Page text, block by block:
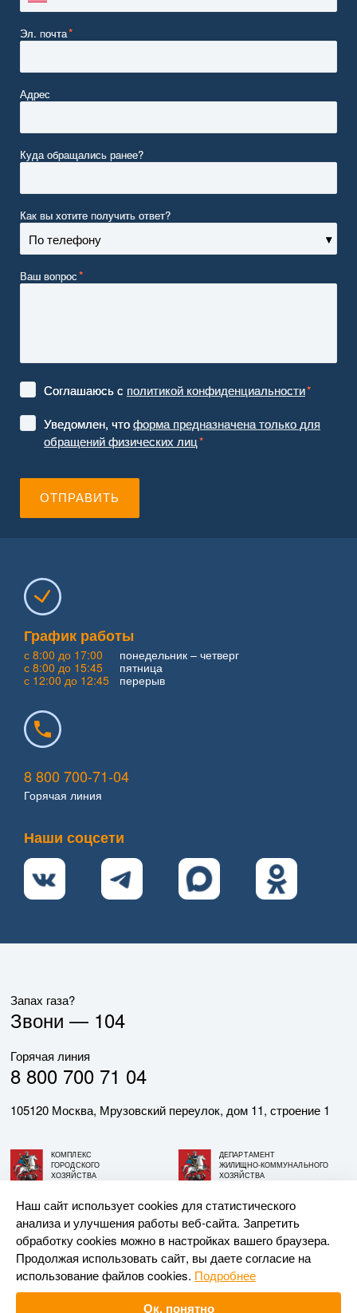
График работы
с 8:00 до 17:00
понедельник – четверг
с 8:00 до 15:45
пятница
с 12:00 до 12:45
перерыв
8 800 700-71-04
Горячая линия
Наши соцсети
Запах газа?
Звони — 104
Горячая линия
8 800 700 71 04
105120 Москва, Мрузовский переулок, дом 11, строение 1
КОМПЛЕКС
ГОРОДСКОГО
ХОЗЯЙСТВА
ДЕПАРТАМЕНТ
ЖИЛИЩНО-КОММУНАЛЬНОГО
ХОЗЯЙСТВА
© АО «МОСГАЗ», 2026. При использовании материалов
ссылка на сайт обязательна.
Разработка и поддержка —Upriver
Наш сайт использует cookies для статистического
анализа и улучшения работы веб-сайта. Запретить
обработку cookies можно в настройках вашего браузера.
Продолжая использовать сайт, вы даете согласие на
использование файлов cookies. Подробнее
Ок, понятно